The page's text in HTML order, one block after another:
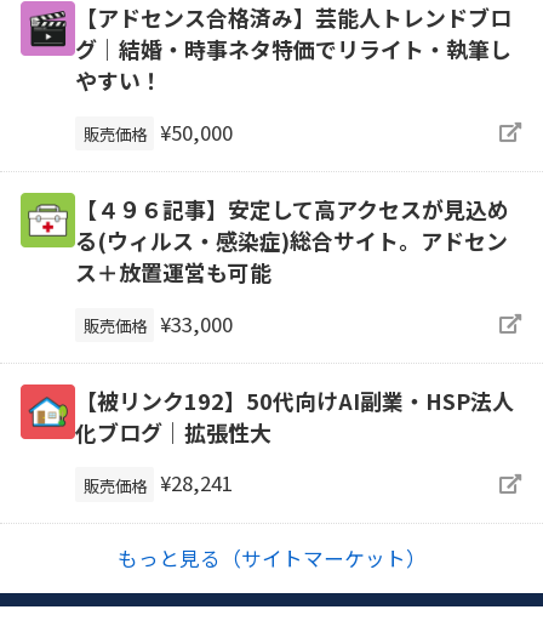
【アドセンス合格済み】芸能人トレンドブロ
グ｜結婚・時事ネタ特価でリライト・執筆し
やすい！
販売価格 ¥50,000
【４９６記事】安定して高アクセスが見込め
る(ウィルス・感染症)総合サイト。アドセン
ス＋放置運営も可能
販売価格 ¥33,000
【被リンク192】50代向けAI副業・HSP法人
化ブログ｜拡張性大
販売価格 ¥28,241
もっと見る（サイトマーケット）